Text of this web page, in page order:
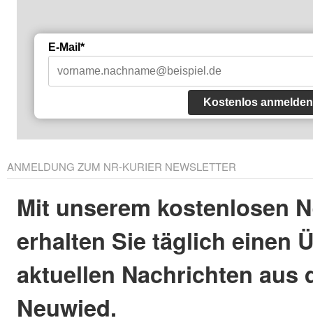
E-Mail*
Kostenlos anmelden
ANMELDUNG ZUM NR-KURIER NEWSLETTER
Mit unserem kostenlosen
erhalten Sie täglich einen
aktuellen Nachrichten aus
Neuwied.